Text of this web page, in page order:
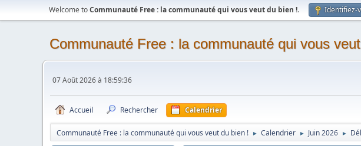
Welcome toCommunauté Free : la communauté qui vous veut du bien !. Identifiez-
Communauté Free : la communauté qui vous
07 Août 2026 à 18:59:36
Accueil Rechercher Calendrier
Communauté Free : la communauté qui vous veut du bien ! ► Calendrier ► Juin 2026 ►